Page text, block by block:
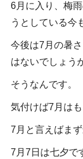
6月に入り、梅
うとしている今
今後は7月の暑
はないでしょう
そうなんです。
気付けば7月は
7月と言えばま
7月7日は七夕で